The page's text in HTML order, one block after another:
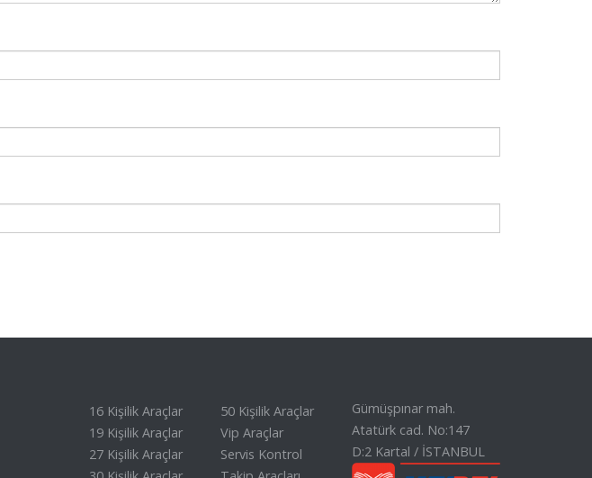
16 Kişilik Araçlar
19 Kişilik Araçlar
27 Kişilik Araçlar
50 Kişilik Araçlar
Vip Araçlar
Servis Kontrol
Gümüşpınar mah.
Atatürk cad. No:147
D:2 Kartal / İSTANBUL